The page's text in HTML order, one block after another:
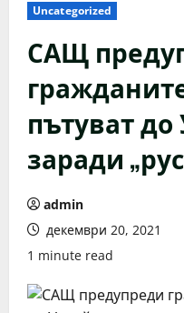
Uncategorized
САЩ
пътуват
заради
admin
декември 20, 2021
1 minute read